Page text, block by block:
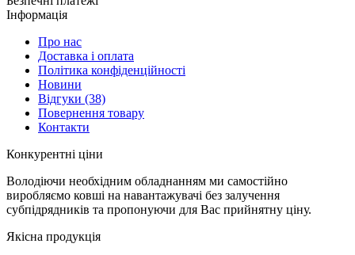
Інформація
Про нас
Доставка і оплата
Політика конфіденційності
Новини
Відгуки (38)
Повернення товару
Контакти
Конкурентні ціни
Володіючи необхідним обладнанням ми самостійно
виробляємо ковші на навантажувачі без залучення
субпідрядників та пропонуючи для Вас прийнятну ціну.
Якісна продукція